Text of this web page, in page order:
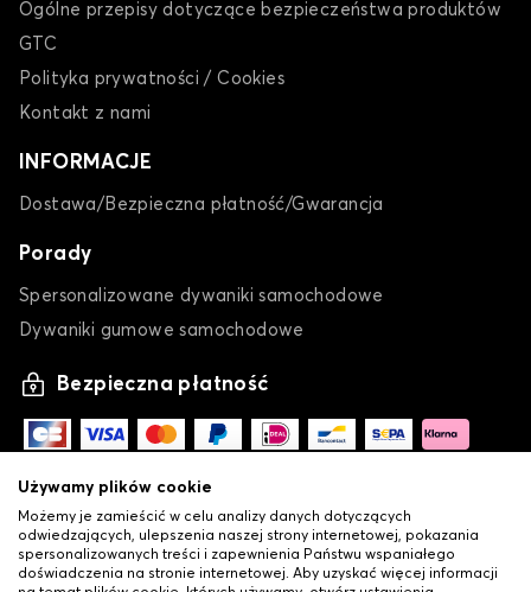
Ogólne przepisy dotyczące bezpieczeństwa produktów
GTC
Polityka prywatności / Cookies
Kontakt z nami
INFORMACJE
Dostawa/Bezpieczna płatność/Gwarancja
Porady
Spersonalizowane dywaniki samochodowe
Dywaniki gumowe samochodowe
Bezpieczna płatność
Używamy plików cookie
Możemy je zamieścić w celu analizy danych dotyczących
odwiedzających, ulepszenia naszej strony internetowej, pokazania
spersonalizowanych treści i zapewnienia Państwu wspaniałego
doświadczenia na stronie internetowej. Aby uzyskać więcej informacji